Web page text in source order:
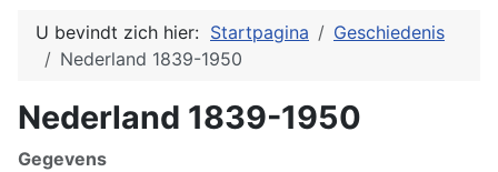
U bevindt zich hier: Startpagina
Geschiedenis
Nederland 1839-1950
Nederland 1839-1950
Gegevens